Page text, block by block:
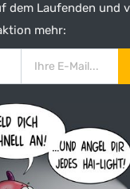
dem Laufenden und
mehr: